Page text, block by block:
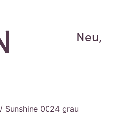
Neu,
/ Sunshine 0024 grau